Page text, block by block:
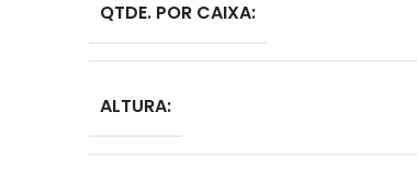
QTDE. POR CAIXA:
ALTURA: